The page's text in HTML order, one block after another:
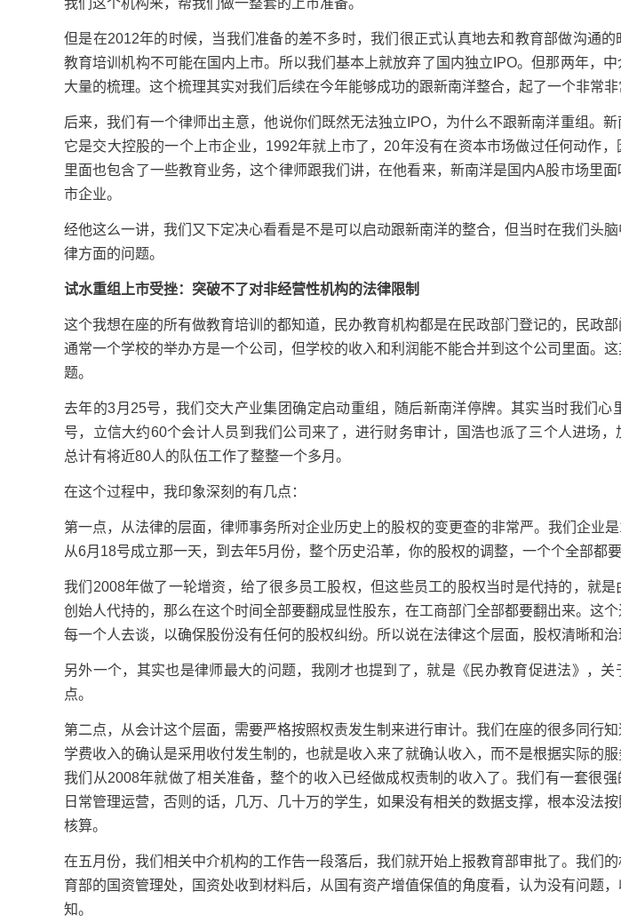
我们这个机构来，帮我们做一整套的上市准备。
但是在2012年的时候，当我们准备的差不多时，我们很正式认真地去和教育部做沟通
教育培训机构不可能在国内上市。所以我们基本上就放弃了国内独立IPO。但那两年，
大量的梳理。这个梳理其实对我们后续在今年能够成功的跟新南洋整合，起了一个非常非
后来，我们有一个律师出主意，他说你们既然无法独立IPO，为什么不跟新南洋重组。新
它是交大控股的一个上市企业，1992年就上市了，20年没有在资本市场做过任何动作
里面也包含了一些教育业务，这个律师跟我们讲，在他看来，新南洋是国内A股市场里
市企业。
经他这么一讲，我们又下定决心看看是不是可以启动跟新南洋的整合，但当时在我们头
律方面的问题。
试水重组上市受挫：突破不了对非经营性机构的法律限制
这个我想在座的所有做教育培训的都知道，民办教育机构都是在民政部门登记的，民政部
通常一个学校的举办方是一个公司，但学校的收入和利润能不能合并到这个公司里面。
题。
去年的3月25号，我们交大产业集团确定启动重组，随后新南洋停牌。其实当时我们心
号，立信大约60个会计人员到我们公司来了，进行财务审计，国浩也派了三个人进场，
总计有将近80人的队伍工作了整整一个多月。
在这个过程中，我印象深刻的有几点：
第一点，从法律的层面，律师事务所对企业历史上的股权的变更查的非常严。我们企业是
从6月18号成立那一天，到去年5月份，整个历史沿革，你的股权的调整，一个个全部都要
我们2008年做了一轮增资，给了很多员工股权，但这些员工的股权当时是代持的，就
创始人代持的，那么在这个时间全部要翻成显性股东，在工商部门全部都要翻出来。这
每一个人去谈，以确保股份没有任何的股权纠纷。所以说在法律这个层面，股权清晰和治
另外一个，其实也是律师最大的问题，我刚才也提到了，就是《民办教育促进法》，
点。
第二点，从会计这个层面，需要严格按照权责发生制来进行审计。我们在座的很多同行
学费收入的确认是采用收付发生制的，也就是收入来了就确认收入，而不是根据实际的
我们从2008年就做了相关准备，整个的收入已经做成权责制的收入了。我们有一套很
日常管理运营，否则的话，几万、几十万的学生，如果没有相关的数据支撑，根本没法
核算。
在五月份，我们相关中介机构的工作告一段落后，我们就开始上报教育部审批了。我们
育部的国资管理处，国资处收到材料后，从国有资产增值保值的角度看，认为没有问题
知。